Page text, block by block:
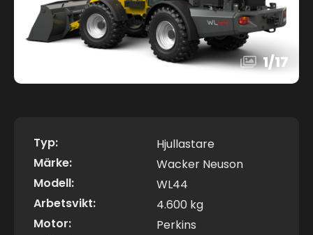
1/17
Typ:
Hjullastare
Märke:
Wacker Neuson
Modell:
WL44
Arbetsvikt:
4.600 kg
Motor:
Perkins